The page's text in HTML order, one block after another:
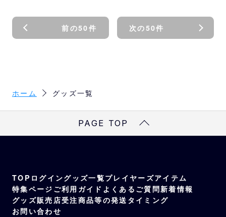
前の50件 次の50件
ホーム グッズ一覧
PAGE TOP
TOP ログイングッズ一覧プレイヤーズアイテム
特集ページ ご利用ガイド よくあるご質問新着情報
グッズ販売店受注商品等の発送タイミング
お問い合わせ